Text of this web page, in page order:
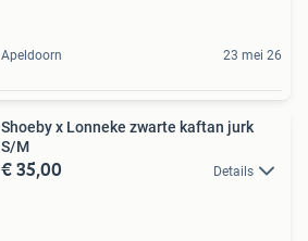
Apeldoorn 23 mei 26
Shoeby x Lonneke zwarte kaftan jurk
S/M
€ 35,00 Details